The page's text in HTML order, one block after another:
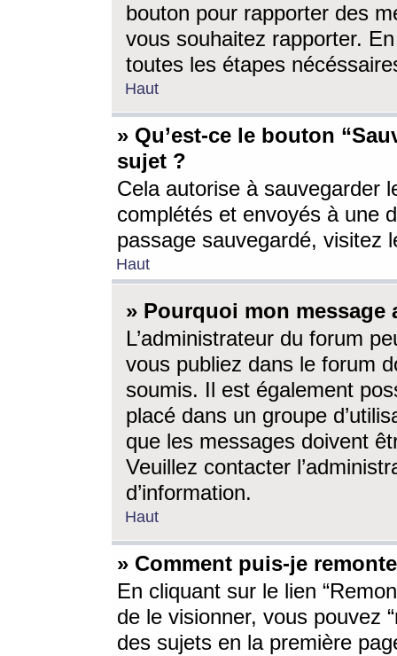
bouton pour rapporter des
vous souhaitez rapporter.
toutes les étapes
Haut
» Qu’est-ce le bouton
sujet ?
Cela autorise à sauvegarder
complétés et envoyés à une
passage sauvegardé, visitez
Haut
» Pourquoi mon message
L’administrateur du forum
vous publiez dans le forum
soumis. Il est également
placé dans un groupe
que les messages doivent
Veuillez contacter
d’information.
Haut
» Comment puis-je
En cliquant sur le lien
de le visionner, vous pouvez
des sujets en la première